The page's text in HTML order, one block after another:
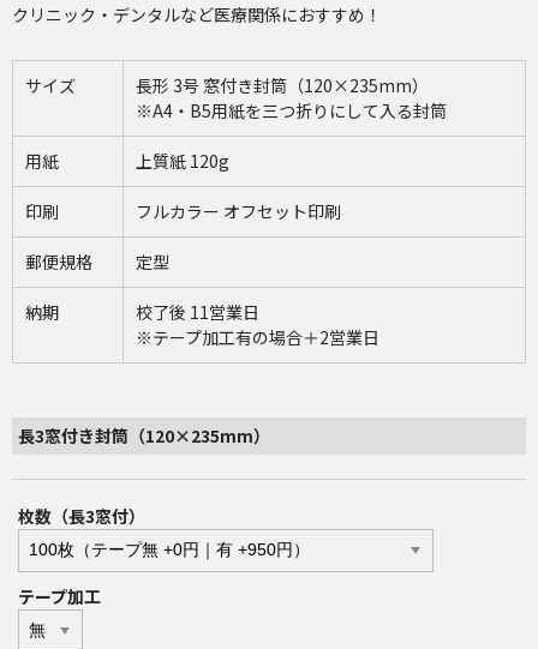
クリニック・デンタルなど医療関係におすすめ！
サイズ
長形 3号 窓付き封筒（120×235mm）
※A4・B5用紙を三つ折りにして入る封筒
用紙 上質紙 120g
印刷 フルカラー オフセット印刷
郵便規格 定型
納期
校了後 11営業日
※テープ加工有の場合＋2営業日
長3窓付き封筒（120×235mm）
枚数（長3窓付）
テープ加工